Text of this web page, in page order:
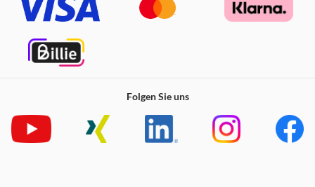
Sie können auch ein ganzes 1,6-kg-Huhn braten, ein
Gemüse-Chili langsam kochen lassen, einen Schokokuchen
backen und vieles mehr.
Rapid Cook-Modi:
- Für schnelle und köstliche Mahlzeiten
Meal zusammen, indem Sie eine Basiszutat auswählen
und mit Gemüse, Fleisch oder Fisch beispielsweise
Folgen Sie uns